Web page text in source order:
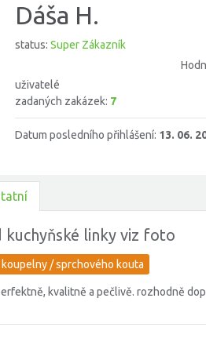
Dáša H.
status: Super Zákazník
uživatelé
zadaných zakázek: 7
Datum posledního přihlášení: 13. 06.
kuchyňské linky viz foto
/ sprchového kouta
kvalitně a pečlivě. rozhodně